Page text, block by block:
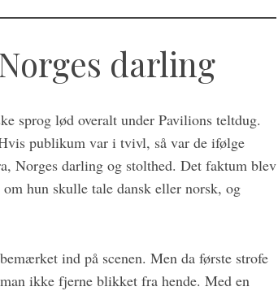
darling
sprog lød overalt under Pavilions teltdug.
publikum var i tvivl, så var de ifølge
Norges darling og stolthed. Det faktum blev
hun skulle tale dansk eller norsk, og
ind på scenen. Men da første strofe
ikke fjerne blikket fra hende. Med en